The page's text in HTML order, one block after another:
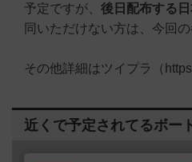
予定ですが、 後日配布する
同いただけない方は、今回
その他詳細はツイプラ（
近くで予定されてるボー